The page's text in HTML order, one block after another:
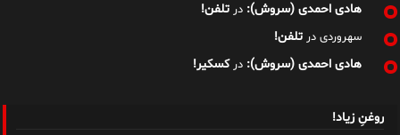
هادی احمدی (سروش): در تلفن!
سهروردی در تلفن!
هادی احمدی (سروش): درکسکیر!
روغنِ زیاد!